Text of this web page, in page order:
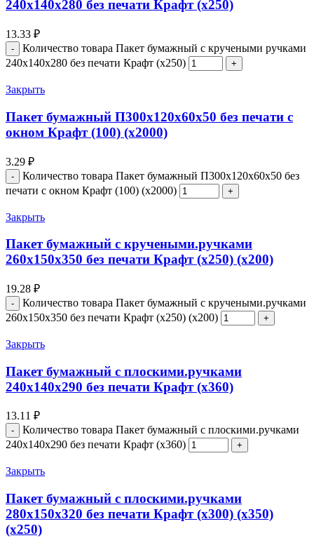
240x140x280 без печати Крафт (x250)
13.33 ₽
Количество товара Пакет бумажный с кручеными ручками
240x140x280 без печати Крафт (x250)
Закрыть
Пакет бумажный П300х120х60х50 без печати с
окном Крафт (100) (х2000)
3.29 ₽
Количество товара Пакет бумажный П300х120х60х50 без
печати с окном Крафт (100) (х2000)
Закрыть
Пакет бумажный с кручеными.ручками
260x150x350 без печати Крафт (x250) (х200)
19.28 ₽
Количество товара Пакет бумажный с кручеными.ручками
260x150x350 без печати Крафт (x250) (х200)
Закрыть
Пакет бумажный с плоскими.ручками
240x140x290 без печати Крафт (x360)
13.11 ₽
Количество товара Пакет бумажный с плоскими.ручками
240x140x290 без печати Крафт (x360)
Закрыть
Пакет бумажный с плоскими.ручками
280x150x320 без печати Крафт (x300) (х350)
(х250)